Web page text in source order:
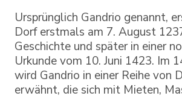
Ursprünglich Gandrio genannt,
Dorf erstmals am 7. August
Geschichte und später in einer
Urkunde vom 10. Juni 1423. Im
wird Gandrio in einer Reihe von
erwähnt, die sich mit Mieten,